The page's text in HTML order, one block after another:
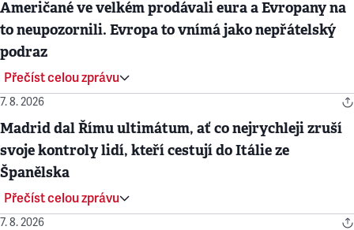
Američané ve velkém prodávali eura a Evropany na
to neupozornili. Evropa to vnímá jako nepřátelský
podraz
Přečíst celou zprávu
7. 8. 2026
Madrid dal Římu ultimátum, ať co nejrychleji zruší
svoje kontroly lidí, kteří cestují do Itálie ze
Španělska
Přečíst celou zprávu
7. 8. 2026